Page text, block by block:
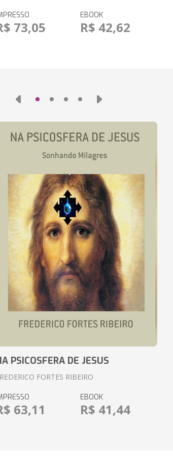
73,05
EBOOK
R$ 42,62
PSICOSFERA DE JESUS
FORTES RIBEIRO
63,11
EBOOK
R$ 41,44